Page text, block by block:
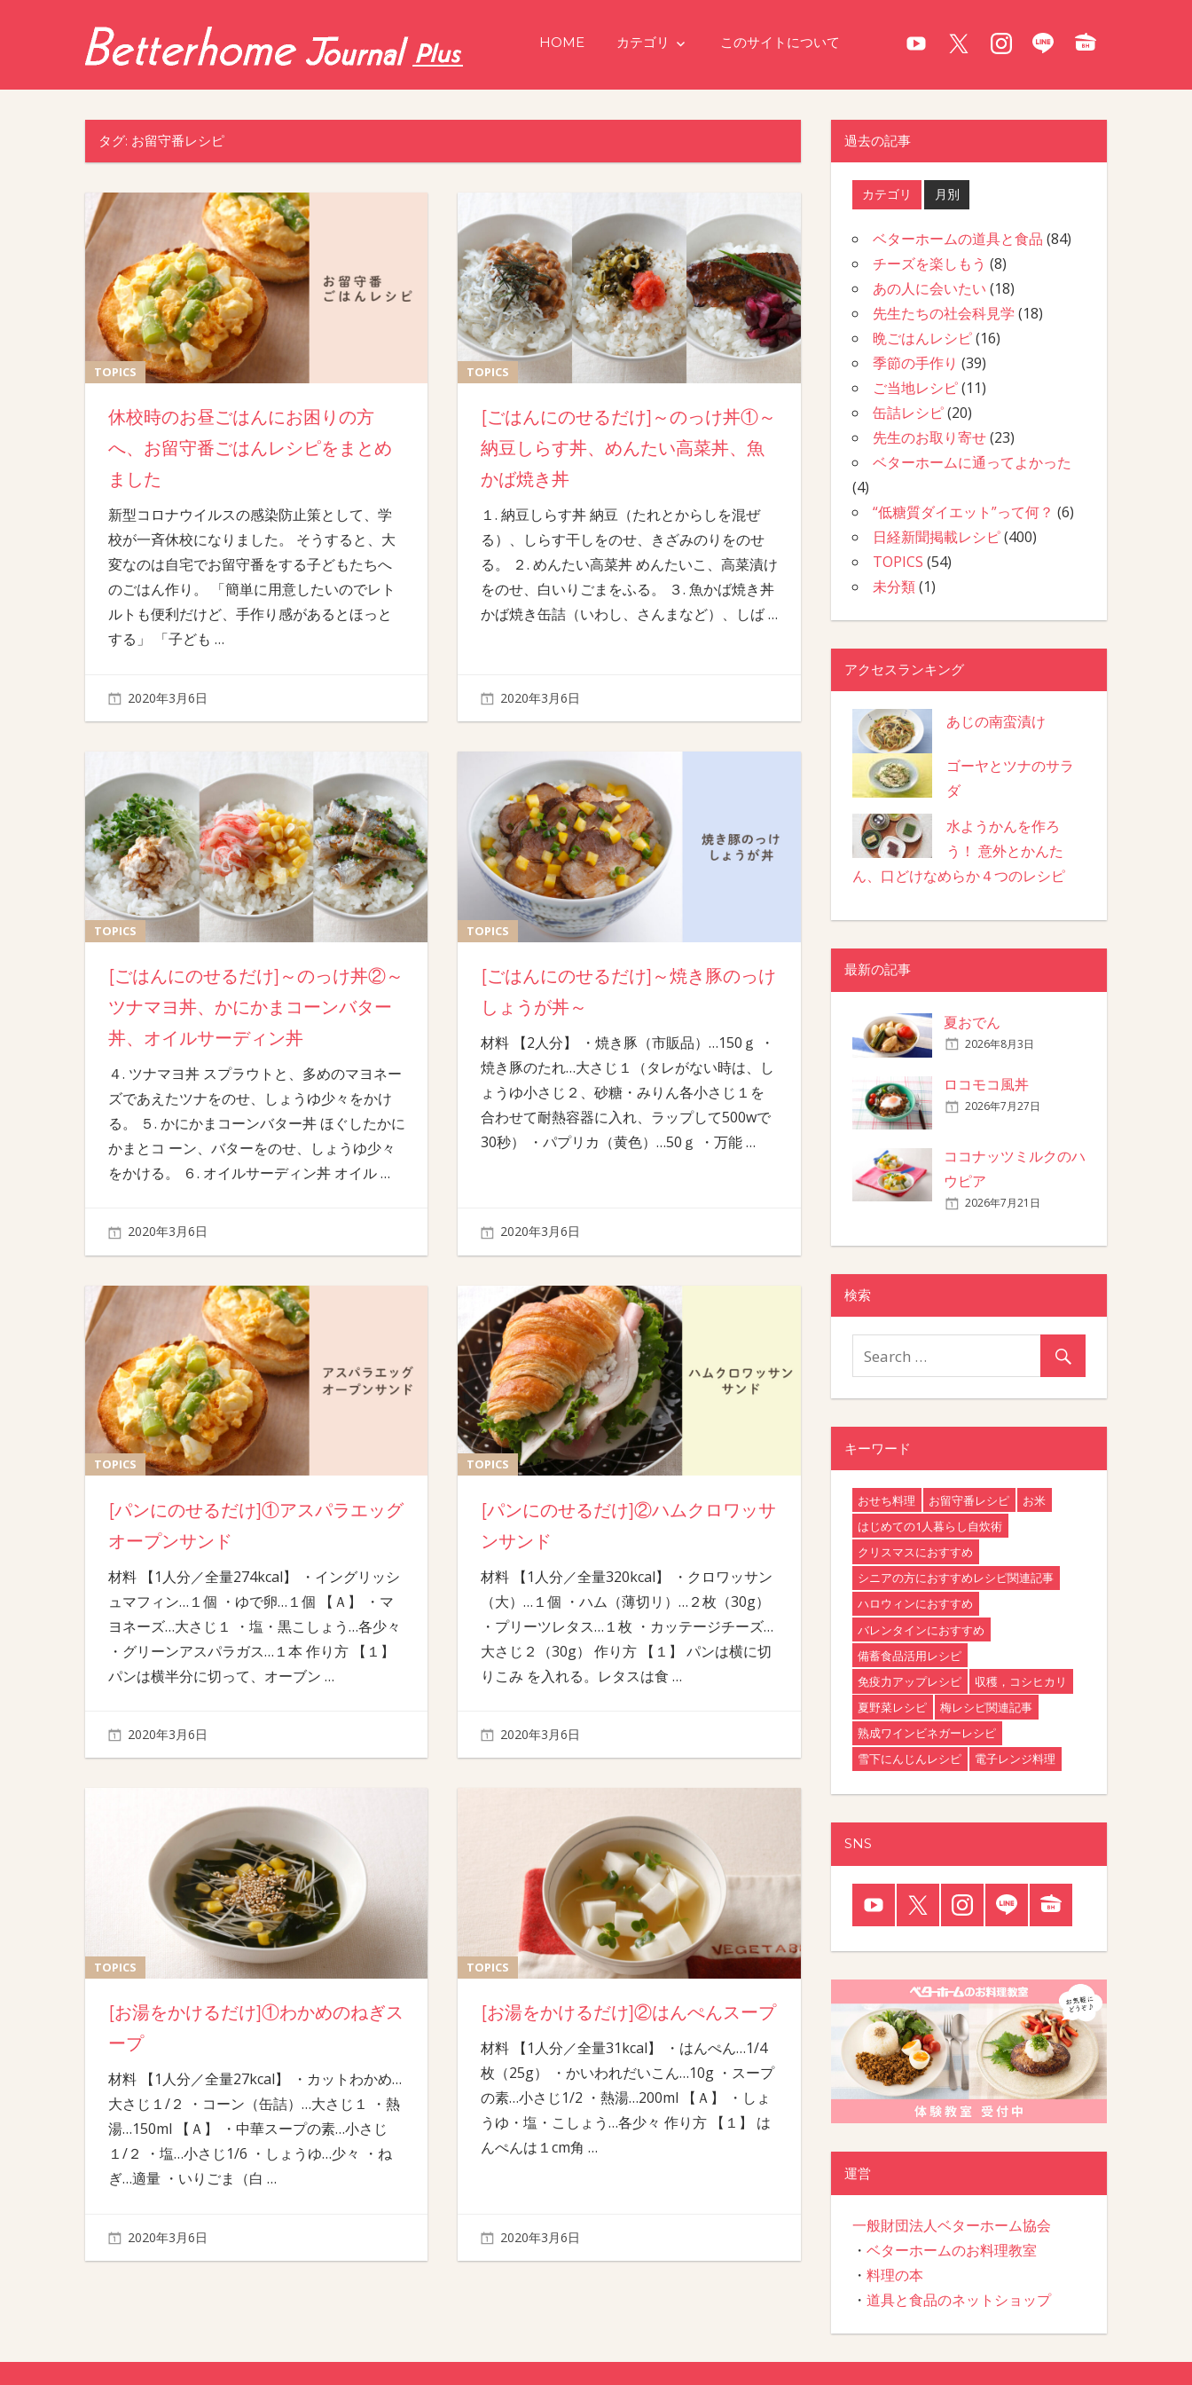
HOME カテゴリ このサイトについて
タグ: お留守番レシピ
TOPICS
休校時のお昼ごはんにお困りの方
へ、お留守番ごはんレシピをまとめ
ました
新型コロナウイルスの感染防止策として、学
校が一斉休校になりました。 そうすると、大
変なのは自宅でお留守番をする子どもたちへ
のごはん作り。 「簡単に用意したいのでレト
ルトも便利だけど、手作り感があるとほっと
する」 「子ども …
2020年3月6日
TOPICS
[ごはんにのせるだけ]～のっけ丼①～
納豆しらす丼、めんたい高菜丼、魚
かば焼き丼
１. 納豆しらす丼 納豆（たれとからしを混ぜ
る）、しらす干しをのせ、きざみのりをのせ
る。 ２. めんたい高菜丼 めんたいこ、高菜漬け
をのせ、白いりごまをふる。 ３. 魚かば焼き丼
かば焼き缶詰（いわし、さんまなど）、しば…
2020年3月6日
TOPICS
[ごはんにのせるだけ]～のっけ丼②～
ツナマヨ丼、かにかまコーンバター
丼、オイルサーディン丼
４. ツナマヨ丼 スプラウトと、多めのマヨネー
ズであえたツナをのせ、しょうゆ少々をかけ
る。 ５. かにかまコーンバター丼 ほぐしたかに
かまとコ ーン、バターをのせ、しょうゆ少々
をかける。 ６. オイルサーディン丼 オイル…
2020年3月6日
TOPICS
[ごはんにのせるだけ]～焼き豚のっけ
しょうが丼～
材料 【2人分】 ・焼き豚（市販品）…150ｇ ・
焼き豚のたれ…大さじ１（タレがない時は、し
ょうゆ小さじ２、砂糖・みりん各小さじ１を
合わせて耐熱容器に入れ、ラップして500wで
30秒） ・パプリカ（黄色）…50ｇ ・万能…
2020年3月6日
TOPICS
[パンにのせるだけ]①アスパラエッグ
オープンサンド
材料 【1人分／全量274kcal】 ・イングリッシ
ュマフィン…１個 ・ゆで卵…１個 【Ａ】 ・マ
ヨネーズ…大さじ１ ・塩・黒こしょう…各少々
・グリーンアスパラガス…１本 作り方 【１】
パンは横半分に切って、オーブン …
2020年3月6日
TOPICS
[パンにのせるだけ]②ハムクロワッサ
ンサンド
材料 【1人分／全量320kcal】 ・クロワッサン
（大）…１個 ・ハム（薄切リ）…２枚（30g）
・プリーツレタス…１枚 ・カッテージチーズ…
大さじ２（30g） 作り方 【１】 パンは横に切
りこみ を入れる。レタスは食 …
2020年3月6日
TOPICS
[お湯をかけるだけ]①わかめのねぎス
ープ
材料 【1人分／全量27kcal】 ・カットわかめ…
大さじ１/２ ・コーン（缶詰）…大さじ１ ・熱
湯…150ml 【Ａ】 ・中華スープの素…小さじ
１/２ ・塩…小さじ1/6 ・しょうゆ…少々 ・ね
ぎ…適量 ・いりごま（白 …
2020年3月6日
TOPICS
[お湯をかけるだけ]②はんぺんスープ
材料 【1人分／全量31kcal】 ・はんぺん…1/4
枚（25g） ・かいわれだいこん…10g ・スープ
の素…小さじ1/2 ・熱湯…200ml 【Ａ】 ・しょ
うゆ・塩・こしょう…各少々 作り方 【１】 は
んぺんは１cm角 …
2020年3月6日
過去の記事
カテゴリ 月別
ベターホームの道具と食品 (84)
チーズを楽しもう (8)
あの人に会いたい (18)
先生たちの社会科見学 (18)
晩ごはんレシピ(16)
季節の手作り (39)
ご当地レシピ(11)
缶詰レシピ(20)
先生のお取り寄せ(23)
ベターホームに通ってよかった
(4)
“低糖質ダイエット”って何？ (6)
日経新聞掲載レシピ(400)
TOPICS (54)
未分類(1)
アクセスランキング
あじの南蛮漬け
ゴーヤとツナのサラ
ダ
水ようかんを作ろ
う！ 意外とかんた
ん、口どけなめらか４つのレシピ
最新の記事
夏おでん
2026年8月3日
ロコモコ風丼
2026年7月27日
ココナッツミルクのハ
ウピア
2026年7月21日
検索
キーワード
おせち料理 お留守番レシピ
お米
はじめての1人暮らし自炊術
クリスマスにおすすめ
シニアの方におすすめレシピ関連記事
ハロウィンにおすすめ
バレンタインにおすすめ
備蓄食品活用レシピ
免疫力アップレシピ
収穫，コシヒカリ
夏野菜レシピ
梅レシピ関連記事
熟成ワインビネガーレシピ
雪下にんじんレシピ
電子レンジ料理
SNS
運営
一般財団法人ベターホーム協会
・ ベターホームのお料理教室
・ 料理の本
・ 道具と食品のネットショップ